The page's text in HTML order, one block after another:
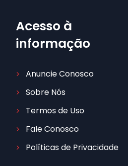
Acesso à
informação
Anuncie Conosco
Sobre Nós
Termos de Uso
Fale Conosco
Políticas de Privacidade